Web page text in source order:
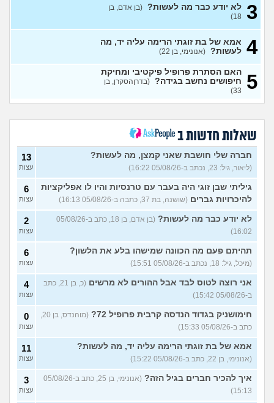
מתכננת חתונה ראשונה, יש
לכם עצות?
האם מה שאני מרגיש זה הגיוני
ותקין?
(לירון, בן 31)
איך להתגבר על רצון לקשר
לפני הזמן?
(אנונימית, בת 21)
הבילויים, זה מוריד לכם?
(לחם ושעשועים, בן 36)
13
כשרבתי עם בת הזוג שלי,
דחפתי אותה מתוך כעס. איך
להתמודד?
(אלכס, שם בדוי, בן
40)
13
עצות
איך להסביר לה שאני רוצה
להיפרד?
(עידן, בן 27)
20
עצות
בעיות ביני לבית הזוג, מה
לעשות?
6
עצות
לא משלמת בדייטים
(אלי, בן
29)
9
עצות
יוצאת איתו היום לדייט ראשון 3
עצות
בטיילת או מועדון?
(רואי, בן
26)
8
עצות
לוקח אותי לדייטים גרועים
האם להמשיך?
(נטע, בת 21)
17
עצות
עוד שאלות חדשות במדור
3 לא יודע כבר מה לעשות? (בן אדם, בן
18)
4 אמא של בת זוגתי הרימה עליה יד, מה
לעשות? (אנונימי, בן 22)
5 האם הסתרת פרופיל פיקטיבי ומחיקת
חיפושים נחשב בגידה? (בדרןהסקרן, בן
33)
שאלות חדשות ב
חברה שלי חושבת שאני קמצן, מה לעשות?
(ליאור, גיל: 23, נכתב ב-05/08/26 16:22)
13
עצות
גיליתי שבן זוגי היה בעבר עם טרנסיות והיו לו אפליקציות
להיכרויות גברים (שושנה, בת 37, כתבה ב-05/08/26 16:13)
6
עצות
לא יודע כבר מה לעשות?
(בן אדם, בן 18, כתב ב-05/08/26
16:02)
2
עצות
תהיתם פעם מה הכוונה שמישהו בלע את הלשון?
(מיכל, גיל: 18, נכתב ב-05/08/26 15:51)
6
עצות
אני רוצה לטוס לבד אבל ההורים לא מרשים
(כ, בן 21, כתב
ב-05/08/26 15:42)
4
עצות
חימושניק בגדוד הנדסה קרבית פרופיל 72?
(מוהנדס, בן 20,
כתב ב-05/08/26 15:33)
0
עצות
אמא של בת זוגתי הרימה עליה יד, מה לעשות?
(אנונימי, בן 22, כתב ב-05/08/26 15:22)
11
עצות
איך להכיר חברים בגיל הזה?
(אנונימי, בן 25, כתב ב-05/08/26
15:13)
3
עצות